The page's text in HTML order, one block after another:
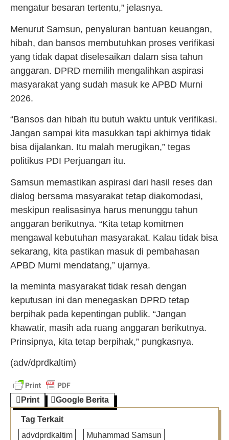
mengatur besaran tertentu,” jelasnya.
Menurut Samsun, penyaluran bantuan keuangan,
hibah, dan bansos membutuhkan proses verifikasi
yang tidak dapat diselesaikan dalam sisa tahun
anggaran. DPRD memilih mengalihkan aspirasi
masyarakat yang sudah masuk ke APBD Murni
2026.
“Bansos dan hibah itu butuh waktu untuk verifikasi.
Jangan sampai kita masukkan tapi akhirnya tidak
bisa dijalankan. Itu malah merugikan,” tegas
politikus PDI Perjuangan itu.
Samsun memastikan aspirasi dari hasil reses dan
dialog bersama masyarakat tetap diakomodasi,
meskipun realisasinya harus menunggu tahun
anggaran berikutnya. “Kita tetap komitmen
mengawal kebutuhan masyarakat. Kalau tidak bisa
sekarang, kita pastikan masuk di pembahasan
APBD Murni mendatang,” ujarnya.
Ia meminta masyarakat tidak resah dengan
keputusan ini dan menegaskan DPRD tetap
berpihak pada kepentingan publik. “Jangan
khawatir, masih ada ruang anggaran berikutnya.
Prinsipnya, kita tetap berpihak,” pungkasnya.
(adv/dprdkaltim)
Print Google Berita
Tag Terkait
advdprdkaltim
Muhammad Samsun